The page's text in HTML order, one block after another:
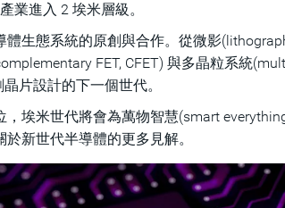
業進入 2 埃米層級。
生態系統的原創與合作。從微影
FET, CFET) 與多晶粒系統
片設計的下一個世代。
埃米世代將會為萬物智慧(smart
新世代半導體的更多見解。